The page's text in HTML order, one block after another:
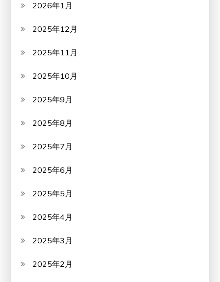
2026年1月
2025年12月
2025年11月
2025年10月
2025年9月
2025年8月
2025年7月
2025年6月
2025年5月
2025年4月
2025年3月
2025年2月